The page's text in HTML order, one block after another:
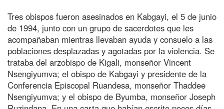
Tres obispos fueron asesinados en Kabgayi, el 5 de junio
de 1994, junto con un grupo de sacerdotes que les
acompañaban mientras llevaban ayuda y consuelo a las
poblaciones desplazadas y agotadas por la violencia. Se
trataba del arzobispo de Kigali, monseñor Vincent
Nsengiyumva; el obispo de Kabgayi y presidente de la
Conferencia Episcopal Ruandesa, monseñor Thaddee
Nsengiyumva; y el obispo de Byumba, monseñor Joseph